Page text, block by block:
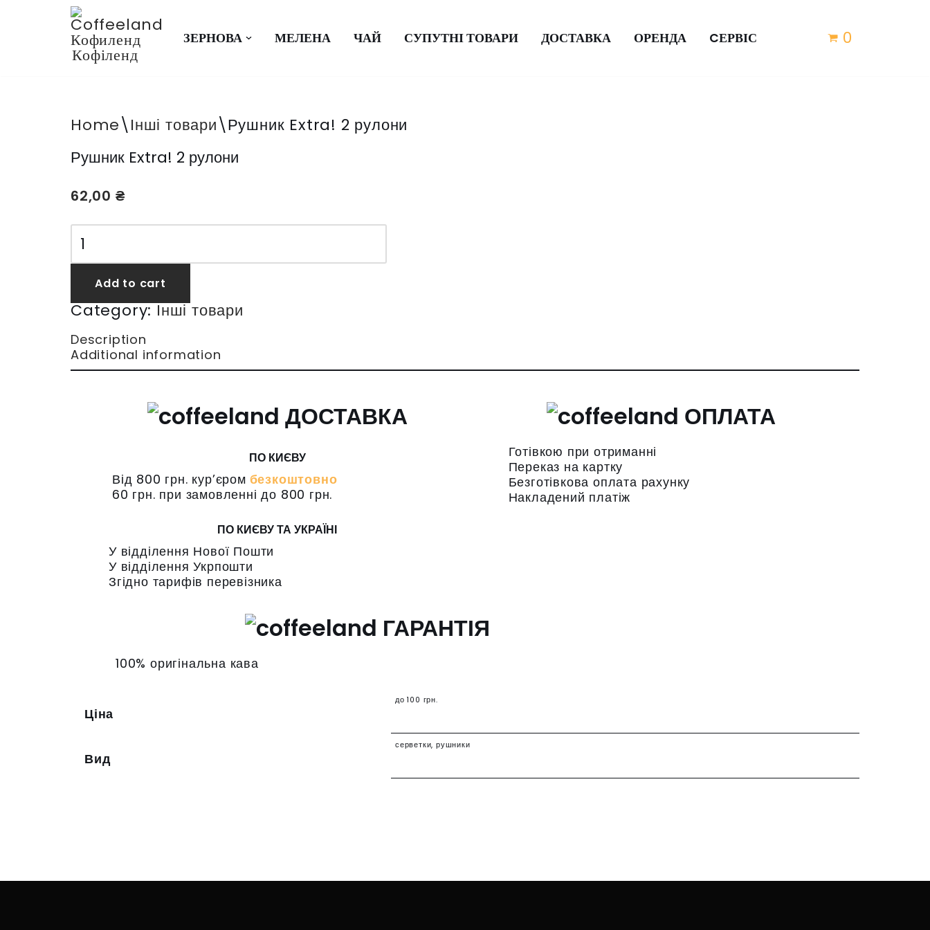
Перейти ЗЕРНОВА МЕЛЕНА ЧАЙ СУПУТНІ ТОВАРИ ДОСТАВКА ОРЕНДА CЕРВІС 0
Home\Інші товари\Рушник Extra! 2 рулони
Рушник Extra! 2 рулони
62,00 ₴
Add to cart
Category:Інші товари
Description
Additional information
ДОСТАВКА
ПО КИЄВУ
Від 800 грн. кур’єром безкоштовно
60 грн. при замовленні до 800 грн.
ПО КИЄВУ ТА УКРАЇНІ
У відділення Нової Пошти
У відділення Укрпошти
Згідно тарифів перевізника
ОПЛАТА
Готівкою при отриманні
Переказ на картку
Безготівкова оплата рахунку
Накладений платіж
ГАРАНТІЯ
100% оригінальна кава
Ціна
до 100 грн.
Вид
серветки, рушники